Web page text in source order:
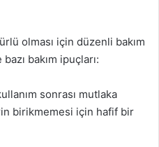
olması için düzenli bakım
bakım ipuçları:
sonrası mutlaka
birikmemesi için hafif bir